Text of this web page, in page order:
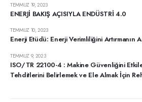
ENERJİ BAKIŞ AÇISIYLA ENDÜSTRİ 4.0
TEMMUZ 19, 2023
Enerji Etüdü: Enerji Verimliliğini Artırmanın
TEMMUZ 10, 2023
ISO/TR 22100-4 : Makine Güvenliğini
Tehditlerini Belirlemek ve Ele Almak İçin
TEMMUZ 9, 2023